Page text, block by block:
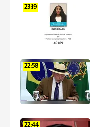
23:19
22:58
22:44